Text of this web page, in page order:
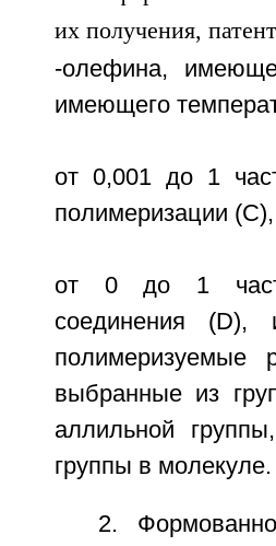
-олефина,
имеющего
от 0,001 до 1
полимеризации
от 0 до 1
соединения
полимеризуемые
выбранные из
аллильной
группы в молекуле.
2.